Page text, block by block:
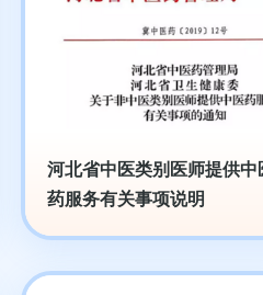
河北省中医类别医师提供中
药服务有关事项说明